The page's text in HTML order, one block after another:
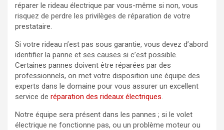
réparer le rideau électrique par vous-même si non, vous
risquez de perdre les privilèges de réparation de votre
prestataire.
Si votre rideau n’est pas sous garantie, vous devez d’abord
identifier la panne et ses causes si c’est possible.
Certaines pannes doivent être réparées par des
professionnels, on met votre disposition une équipe des
experts dans le domaine pour vous assurer un excellent
service de réparation des rideaux électriques
Notre équipe sera présent dans les pannes ; si le volet
électrique ne fonctionne pas, ou un problème moteur ou